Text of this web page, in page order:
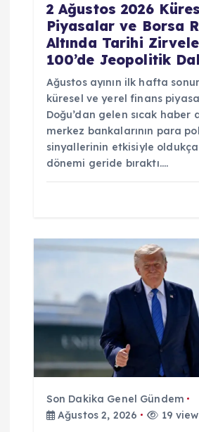
2 Ağustos 2026
Piyasalar ve Borsa
Altında Tarihi
100’de Jeopolitik
Ağustos ayının ilk hafta
küresel ve yerel finans
Doğu’dan gelen sıcak haber
merkez bankalarının para
sinyallerinin etkisiyle
dönemi geride bıraktı.…
Son Dakika Genel Gündem
Ağustos 2, 2026
19